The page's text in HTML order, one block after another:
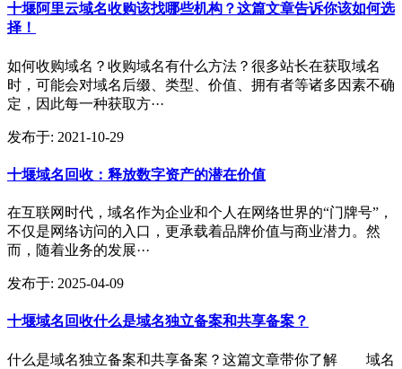
十堰阿里云域名收购该找哪些机构？这篇文章告诉你该如何选
择！
如何收购域名？收购域名有什么方法？很多站长在获取域名
时，可能会对域名后缀、类型、价值、拥有者等诸多因素不确
定，因此每一种获取方···
发布于: 2021-10-29
十堰域名回收：释放数字资产的潜在价值
在互联网时代，域名作为企业和个人在网络世界的“门牌号”，
不仅是网络访问的入口，更承载着品牌价值与商业潜力。然
而，随着业务的发展···
发布于: 2025-04-09
十堰域名回收什么是域名独立备案和共享备案？
什么是域名独立备案和共享备案？这篇文章带你了解 域名